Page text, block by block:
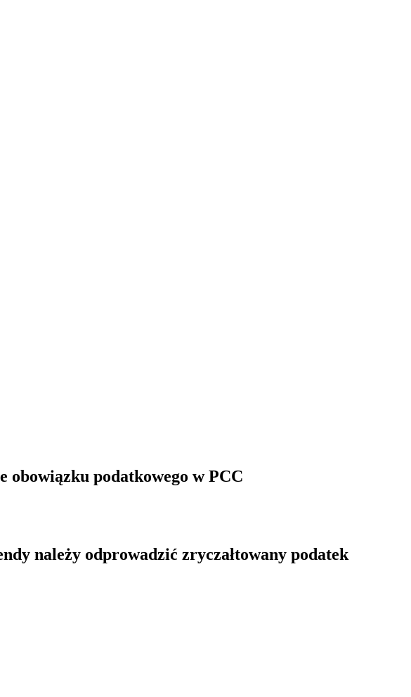
obowiązku podatkowego w PCC
należy odprowadzić zryczałtowany podatek